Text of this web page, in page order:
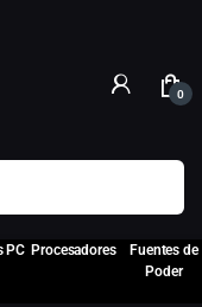
0
PC Procesadores
Fuentes de
Poder